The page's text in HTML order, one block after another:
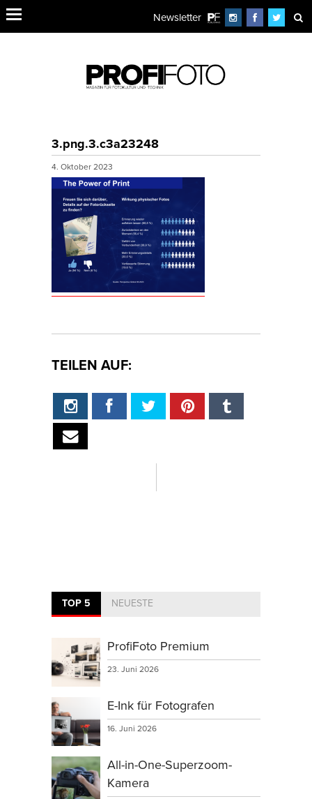
Newsletter
3.png.3.c3a23248
4. Oktober 2023
TEILEN AUF:
TOP 5 NEUESTE
ProfiFoto Premium
23. Juni 2026
E-Ink für Fotografen
16. Juni 2026
All-in-One-Superzoom-
Kamera